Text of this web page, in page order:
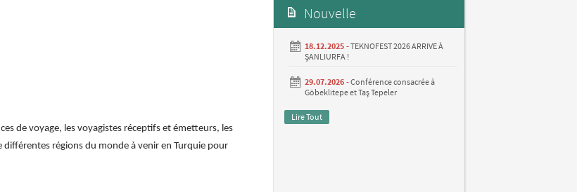
de voyage, les voyagistes réceptifs et émetteurs, les
régions du monde à venir en Turquie pour
Nouvelle
18.12.2025 -TEKNOFEST 2026 ARRIVE À
ŞANLIURFA !
29.07.2026 -Conférence consacrée à
Göbeklitepe et Taş Tepeler
Lire Tout